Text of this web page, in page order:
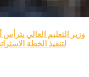
وزير التعليم العالي
لتنفيذ الخطة